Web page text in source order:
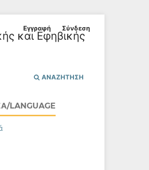
και Εφηβικής
ΑΝΑΖΉΤΗΣΗ
Εγγραφή Σύνδεση
LANGUAGE